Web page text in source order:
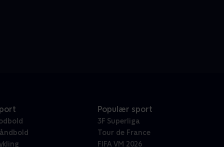
Populær sport
3F Superliga
Tour de France
FIFA VM 2026